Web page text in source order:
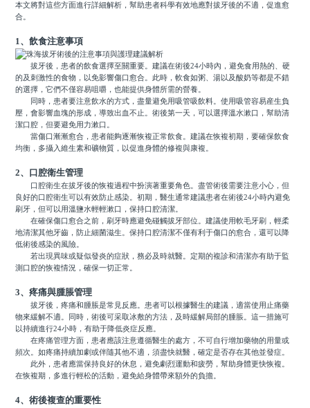
本文將對這些方面進行詳細解析，幫助患者科學有效地應對拔牙後的不適，促進愈
合。
1、飲食注意事項
拔牙後，患者的飲食選擇至關重要。建議在術後24小時內，避免食用熱的、硬
的及刺激性的食物，以免影響傷口愈合。此時，軟食如粥、湯以及酸奶等都是不錯
的選擇，它們不僅容易咀嚼，也能提供身體所需的營養。
同時，患者要注意飲水的方式，盡量避免用吸管吸飲料。使用吸管容易産生負
壓，會影響血塊的形成，導致出血不止。術後第一天，可以選擇溫水漱口，幫助清
潔口腔，但要避免用力漱口。
當傷口漸漸愈合，患者能夠逐漸恢複正常飲食。建議在恢複初期，要確保飲食
均衡，多攝入維生素和礦物質，以促進身體的修複與康複。
2、口腔衛生管理
口腔衛生在拔牙後的恢複過程中扮演著重要角色。盡管術後需要注意小心，但
良好的口腔衛生可以有效防止感染。初期，醫生通常建議患者在術後24小時內避免
刷牙，但可以用溫鹽水輕輕漱口，保持口腔清潔。
在確保傷口愈合之前，刷牙時應避免碰觸拔牙部位。建議使用軟毛牙刷，輕柔
地清潔其他牙齒，防止細菌滋生。保持口腔清潔不僅有利于傷口的愈合，還可以降
低術後感染的風險。
若出現異味或疑似發炎的症狀，務必及時就醫。定期的複診和清潔亦有助于監
測口腔的恢複情況，確保一切正常。
3、疼痛與腫脹管理
拔牙後，疼痛和腫脹是常見反應。患者可以根據醫生的建議，適當使用止痛藥
物來緩解不適。同時，術後可采取冰敷的方法，及時緩解局部的腫脹。這一措施可
以持續進行24小時，有助于降低炎症反應。
在疼痛管理方面，患者應該注意遵循醫生的處方，不可自行增加藥物的用量或
頻次。如疼痛持續加劇或伴隨其他不適，須盡快就醫，確定是否存在其他並發症。
此外，患者應當保持良好的休息，避免劇烈運動和疲勞，幫助身體更快恢複。
在恢複期，多進行輕松的活動，避免給身體帶來額外的負擔。
4、術後複查的重要性